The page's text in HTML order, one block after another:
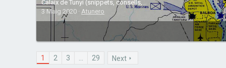
Calaix de Tunyi (snippets, consells, etc)
3 Maig 2020
Atunero
1 2 3 ... 29 Next